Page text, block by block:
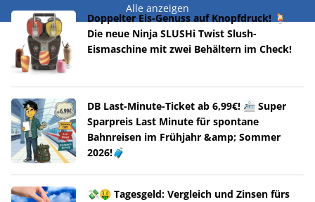
Alle anzeigen
Doppelter Eis-Genuss auf Knopfdruck! 🍹
Die neue Ninja SLUSHi Twist Slush-
Eismaschine mit zwei Behältern im Check!
DB Last-Minute-Ticket ab 6,99€! 🚈 Super
Sparpreis Last Minute für spontane
Bahnreisen im Frühjahr &amp; Sommer
2026!🧳
💸🤑 Tagesgeld: Vergleich und Zinsen fürs